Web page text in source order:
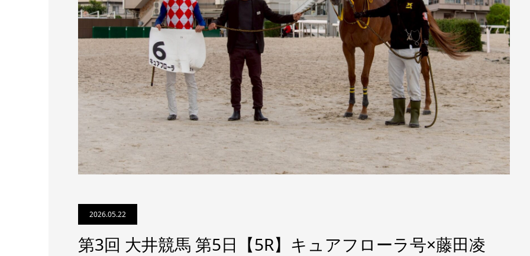
2026.05.22
第3回 大井競馬 第5日【5R】キュアフローラ号×藤田凌